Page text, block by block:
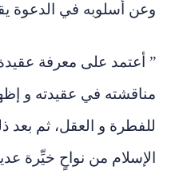
وعن أسلوبه في الدعوة
” أعتمد على معرفة
مناقشته في عقيدته و
للفطرة و العقل، ثم
الإسلام من نواحٍ خيِّرة